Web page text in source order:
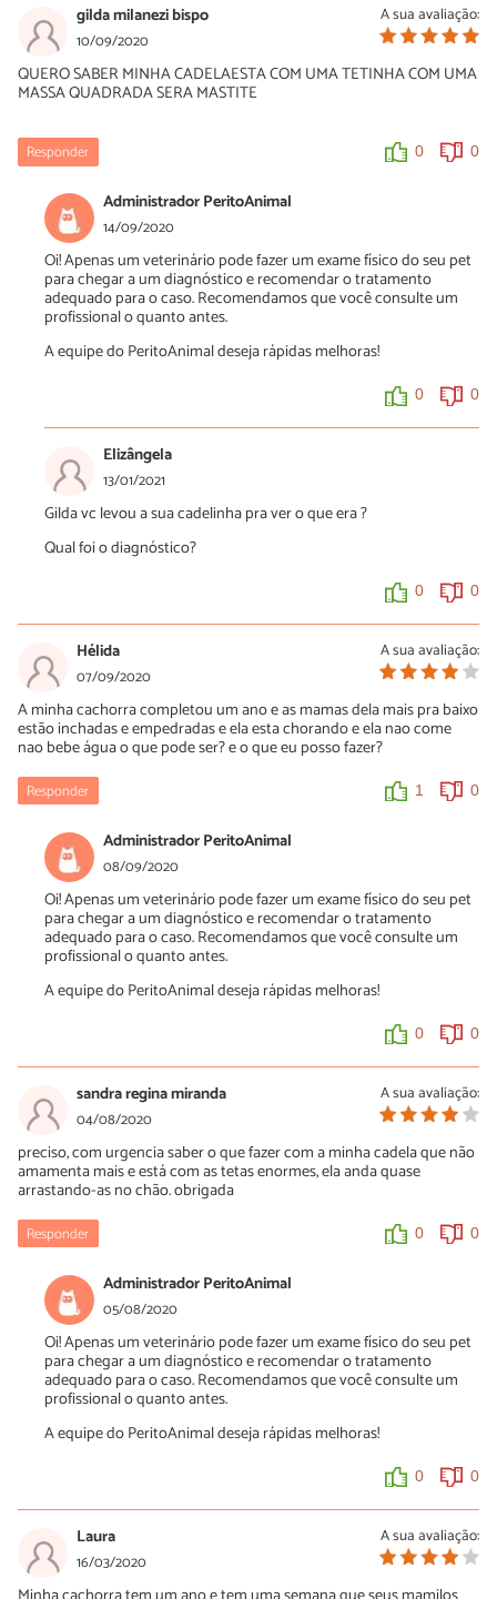
A sua avaliação:
gilda milanezi bispo
10/09/2020
QUERO SABER MINHA CADELAESTA COM UMA TETINHA COM UMA
MASSA QUADRADA SERA MASTITE
Responder 0 0
Administrador PeritoAnimal
14/09/2020
Oi! Apenas um veterinário pode fazer um exame físico do seu pet
para chegar a um diagnóstico e recomendar o tratamento
adequado para o caso. Recomendamos que você consulte um
profissional o quanto antes.
A equipe do PeritoAnimal deseja rápidas melhoras!
0 0
Elizângela
13/01/2021
Gilda vc levou a sua cadelinha pra ver o que era ?
Qual foi o diagnóstico?
0 0
A sua avaliação:
Hélida
07/09/2020
A minha cachorra completou um ano e as mamas dela mais pra baixo
estão inchadas e empedradas e ela esta chorando e ela nao come
nao bebe água o que pode ser? e o que eu posso fazer?
Responder 1 0
Administrador PeritoAnimal
08/09/2020
Oi! Apenas um veterinário pode fazer um exame físico do seu pet
para chegar a um diagnóstico e recomendar o tratamento
adequado para o caso. Recomendamos que você consulte um
profissional o quanto antes.
A equipe do PeritoAnimal deseja rápidas melhoras!
0 0
A sua avaliação:
sandra regina miranda
04/08/2020
preciso, com urgencia saber o que fazer com a minha cadela que não
amamenta mais e está com as tetas enormes, ela anda quase
arrastando-as no chão. obrigada
Responder 0 0
Administrador PeritoAnimal
05/08/2020
Oi! Apenas um veterinário pode fazer um exame físico do seu pet
para chegar a um diagnóstico e recomendar o tratamento
adequado para o caso. Recomendamos que você consulte um
profissional o quanto antes.
A equipe do PeritoAnimal deseja rápidas melhoras!
0 0
A sua avaliação:
Laura
16/03/2020